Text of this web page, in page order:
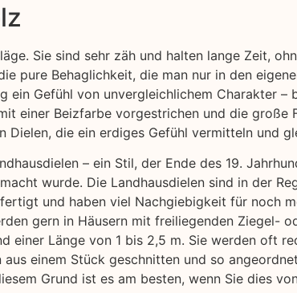
Sie sind sehr zäh und halten lange Zeit,
pure Behaglichkeit, die man nur in den
ein Gefühl von unvergleichlichem Charakter
einer Beizfarbe vorgestrichen und die
Dielen, die ein erdiges Gefühl vermitteln und
– ein Stil, der Ende des 19.
wurde. Die Landhausdielen sind in der
und haben viel Nachgiebigkeit für noch
gern in Häusern mit freiliegenden Ziegel-
Länge von 1 bis 2,5 m. Sie werden oft
einem Stück geschnitten und so
Grund ist es am besten, wenn Sie dies